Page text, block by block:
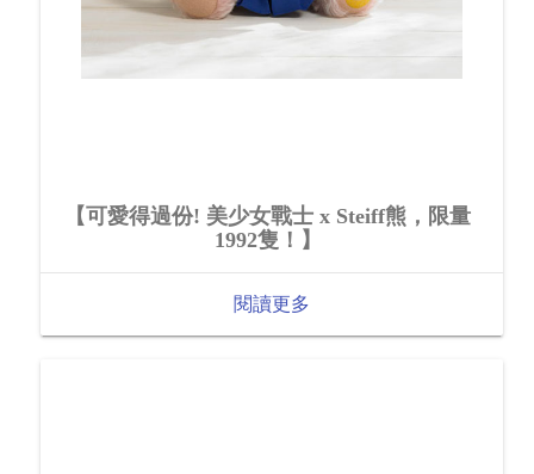
【可愛得過份! 美少女戰士 x Steiff熊，限量
1992隻！】
閱讀更多